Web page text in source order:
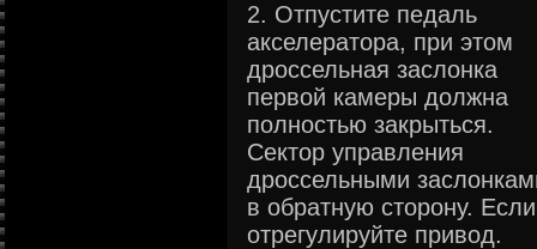
2. Отпустите педаль
акселератора, при этом
дроссельная заслонка
первой камеры должна
полностью закрыться.
Сектор управления
дроссельными
в обратную сторону.
отрегулируйте привод.